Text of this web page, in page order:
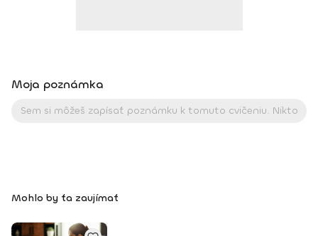
bikini fitness • absolútna majsterka Európy v bikini fitness
Kontakt: +421 907 185 940 Facebook: Magdalena Kazimirova
Moja poznámka
Mohlo by ťa zaujímať